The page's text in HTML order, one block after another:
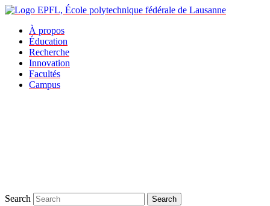
À propos
Éducation
Recherche
Innovation
Facultés
Campus
Search Search